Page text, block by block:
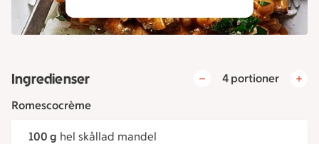
Ingredienser
4 portioner
Romescocrème
100 g hel skållad mandel